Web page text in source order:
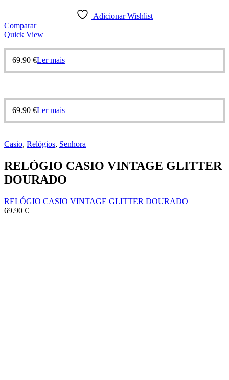
Adicionar Wishlist
Comparar
Quick View
69.90 €Ler mais
69.90 €Ler mais
Casio, Relógios, Senhora
RELÓGIO CASIO VINTAGE GLITTER
DOURADO
RELÓGIO CASIO VINTAGE GLITTER DOURADO
69.90 €